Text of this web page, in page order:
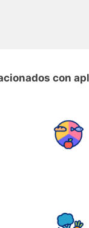
con